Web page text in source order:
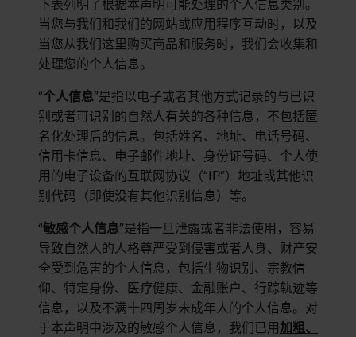
下表列明了根据本声明可能处理的个人信息类别。
当您与我们和我们的网站或应用程序互动时，以及
当您从我们这里购买商品和服务时，我们会收集和
处理您的个人信息。
“个人信息”是指以电子或者其他方式记录的与已识
别或者可识别的自然人有关的各种信息，不包括匿
名化处理后的信息。包括姓名、地址、电话号码、
信用卡信息、电子邮件地址、身份证号码、个人使
用的电子设备的互联网协议（“IP”）地址或其他识
别代码（即使没有其他识别信息）等。
“敏感个人信息”是指一旦泄露或者非法使用，容易
导致自然人的人格尊严受到侵害或者人身、财产安
全受到危害的个人信息，包括生物识别、宗教信
仰、特定身份、医疗健康、金融账户、行踪轨迹等
信息，以及不满十四周岁未成年人的个人信息。对
于本声明中涉及的敏感个人信息，我们已用加粗、